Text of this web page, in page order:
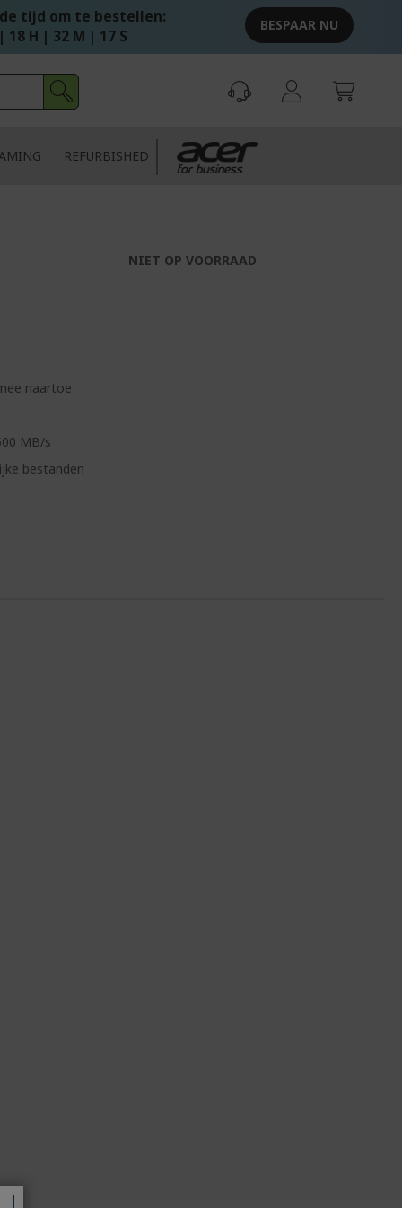
tijd om te bestellen:
18 H | 32 M | 17 S
BESPAAR NU
REFURBISHED
naartoe
MB/s
bestanden
NIET OP VOORRAAD